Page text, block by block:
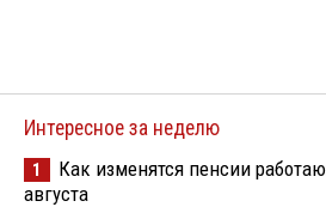
Интересное за неделю
1
Как изменятся пенсии
августа